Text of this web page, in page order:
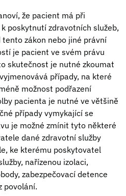
že pacient má při
poskytnutí zdravotních služeb,
zákon nebo jiné právní
je pacient ve svém právu
skutečnost je nutné zkoumat
případy, na které
možnost podřazení
pacienta je nutné ve většině
případy vymykající se
je možné zmínit tyto některé
dané zdravotní služby
ke kterému poskytovatel
nařízenou izolaci,
zabezpečovací detence
povolání.